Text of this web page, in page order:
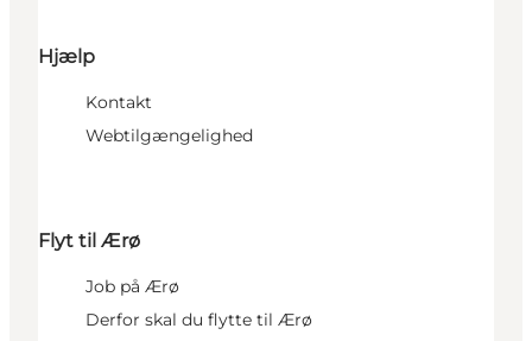
Hjælp
Kontakt
Webtilgængelighed
Flyt til Ærø
Job på Ærø
Derfor skal du flytte til Ærø